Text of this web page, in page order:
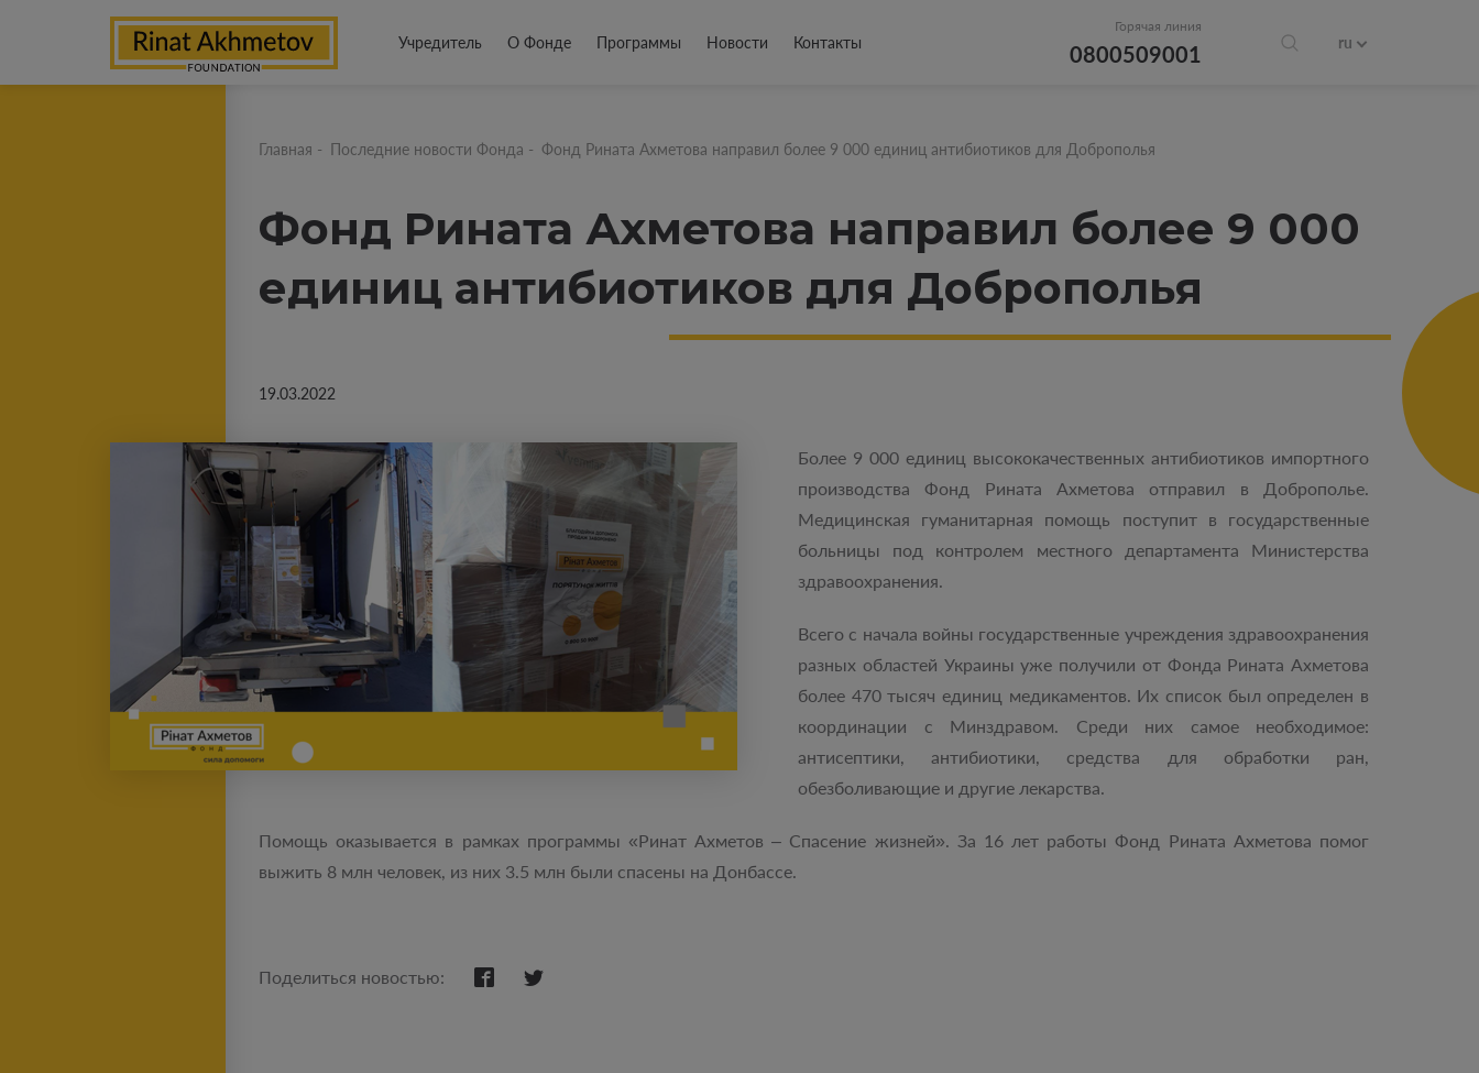
Учредитель О Фонде Программы Новости Контакты
Горячая линия
0800509001 ru
Главная - Последние новости Фонда - Фонд Рината Ахметова направил более 9 000 единиц антибиотиков для Доброполья
Фонд Рината Ахметова направил более 9 000
единиц антибиотиков для Доброполья
19.03.2022
Более 9 000 единиц высококачественных антибиотиков импортного
производства Фонд Рината Ахметова отправил в Доброполье.
Медицинская гуманитарная помощь поступит в государственные
больницы под контролем местного департамента Министерства
здравоохранения.
Всего с начала войны государственные учреждения здравоохранения
разных областей Украины уже получили от Фонда Рината Ахметова
более 470 тысяч единиц медикаментов. Их список был определен в
координации с Минздравом. Среди них самое необходимое:
антисептики, антибиотики, средства для обработки ран,
обезболивающие и другие лекарства.
Помощь оказывается в рамках программы «Ринат Ахметов – Спасение жизней». За 16 лет работы Фонд Рината Ахметова помог
выжить 8 млн человек, из них 3.5 млн были спасены на Донбассе.
Поделиться новостью: